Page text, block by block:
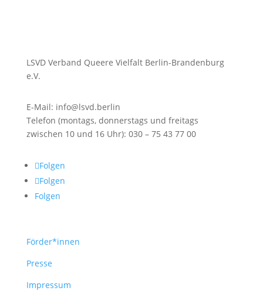
LSVD Verband Queere Vielfalt Berlin-Brandenburg
e.V.
E-Mail: info@lsvd.berlin
Telefon (montags, donnerstags und freitags
zwischen 10 und 16 Uhr): 030 – 75 43 77 00
Folgen
Folgen
Folgen
Förder*innen
Presse
Impressum